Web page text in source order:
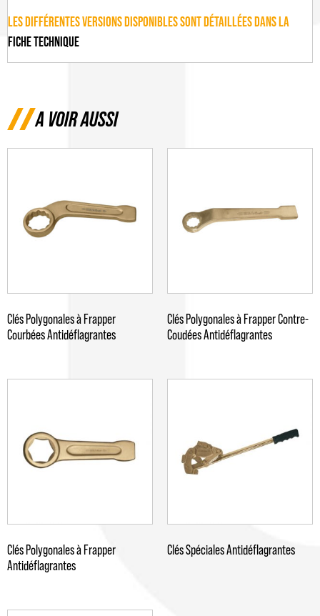
LES DIFFÉRENTES VERSIONS DISPONIBLES SONT DÉTAILLÉES DANS LA
FICHE TECHNIQUE
A VOIR AUSSI
Clés Polygonales à Frapper
Courbées Antidéflagrantes
Clés Polygonales à Frapper Contre-
Coudées Antidéflagrantes
Clés Polygonales à Frapper
Antidéflagrantes
Clés Spéciales Antidéflagrantes